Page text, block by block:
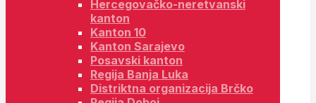
Hercegovačko-neretvanski
kanton
Kanton 10
Kanton Sarajevo
Posavski kanton
Regija Banja Luka
Distriktna organizacija Brčko